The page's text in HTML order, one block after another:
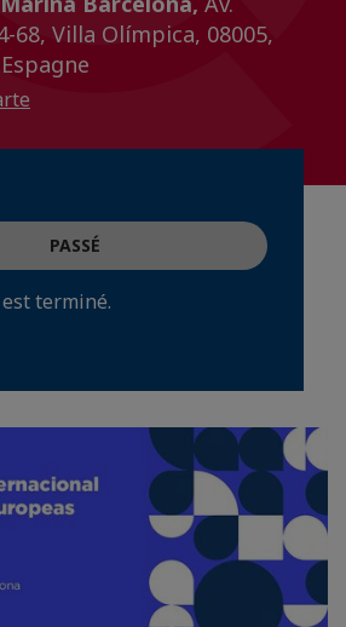
68, Villa Olímpica, 08005,
PASSÉ
terminé.